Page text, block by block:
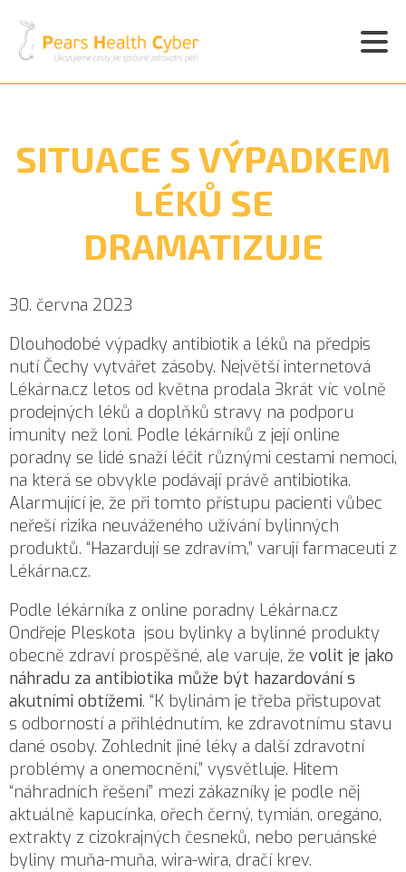
SITUACE S VÝPADKEM
LÉKŮ SE
DRAMATIZUJE
30. června 2023
Dlouhodobé výpadky antibiotik a léků na předpis
nutí Čechy vytvářet zásoby. Největší internetová
Lékárna.cz letos od května prodala 3krát víc volně
prodejných léků a doplňků stravy na podporu
imunity než loni. Podle lékárníků z její online
poradny se lidé snaží léčit různými cestami nemoci,
na která se obvykle podávají právě antibiotika.
Alarmující je, že při tomto přístupu pacienti vůbec
neřeší rizika neuváženého užívání bylinných
produktů. “Hazardují se zdravím,” varují farmaceuti z
Lékárna.cz.
Podle lékárníka z online poradny Lékárna.cz
Ondřeje Pleskota jsou bylinky a bylinné produkty
obecně zdraví prospěšné, ale varuje, že volit je jako
náhradu za antibiotika může být hazardování s
akutními obtížemi. “K bylinám je třeba přistupovat
s odborností a přihlédnutím, ke zdravotnímu stavu
dané osoby. Zohlednit jiné léky a další zdravotní
problémy a onemocnění,” vysvětluje. Hitem
“náhradních řešení” mezi zákazníky je podle něj
aktuálně kapucínka, ořech černý, tymián, oregáno,
extrakty z cizokrajných česneků, nebo peruánské
byliny muňa-muňa, wira-wira, dračí krev.